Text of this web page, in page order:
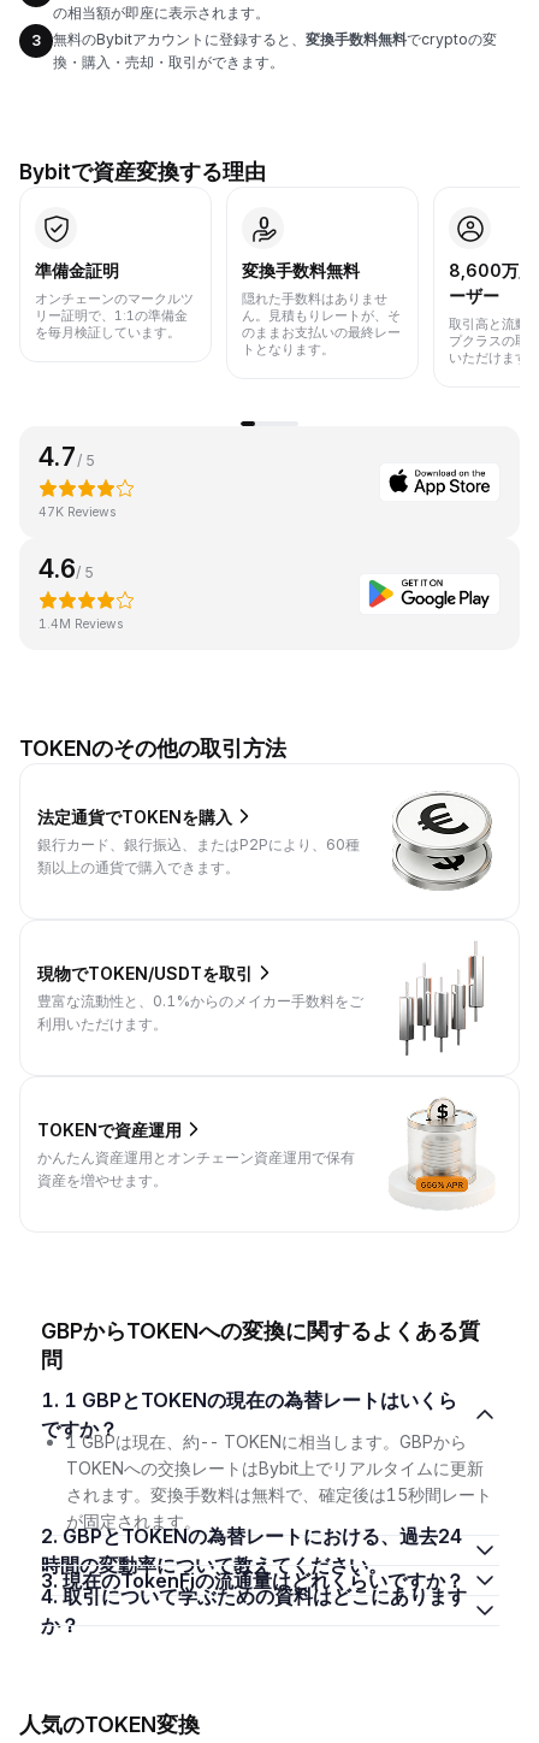
の相当額が即座に表示されます。
3
無料のBybitアカウントに登録すると、 変換手数料無料でcryptoの変
換・購入・売却・取引ができます。
Bybitで資産変換する理由
準備金証明
オンチェーンのマークルツ
リー証明で、1:1の準備金
を毎月検証しています。
変換手数料無料
隠れた手数料はありませ
ん。見積もりレートが、そ
のままお支払いの最終レー
トとなります。
8,600万人
ーザー
取引高と流動
プクラスの取
いただけます
4.7/ 5
47K Reviews
4.6/ 5
1.4M Reviews
TOKENのその他の取引方法
法定通貨でTOKENを購入
銀行カード、銀行振込、またはP2Pにより、60種
類以上の通貨で購入できます。
現物でTOKEN/USDTを取引
豊富な流動性と、0.1%からのメイカー手数料をご
利用いただけます。
TOKENで資産運用
かんたん資産運用とオンチェーン資産運用で保有
資産を増やせます。
GBPからTOKENへの変換に関するよくある質
問
1. 1 GBPとTOKENの現在の為替レートはいくら
ですか？
1 GBPは現在、約-- TOKENに相当します。GBPから
TOKENへの交換レートはBybit上でリアルタイムに更新
されます。変換手数料は無料で、確定後は15秒間レート
が固定されます。
2. GBPとTOKENの為替レートにおける、過去24
時間の変動率について教えてください。
3. 現在のTokenFiの流通量はどれくらいですか？
4. 取引について学ぶための資料はどこにあります
か？
人気のTOKEN変換